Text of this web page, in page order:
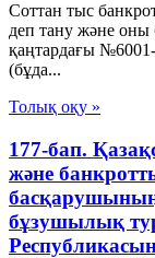
Соттан тыс
деп тану және
қаңтардағы
(бұда...
Толық оқу »
177-бап.
және
бұзушылық